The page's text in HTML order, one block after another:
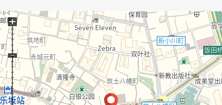
○三倍安全使用(入口/电梯/门口)
○住戸専用的贮藏室(免费使用)
○"T-SMAT"系统使用
以1张ＩＣ卡从～入口到住戸结束的～
○像酒店的内走廊设计
○双重的地板、双重天花板构造
○24小时都可以外出丢垃圾
○送货上门BOX
+